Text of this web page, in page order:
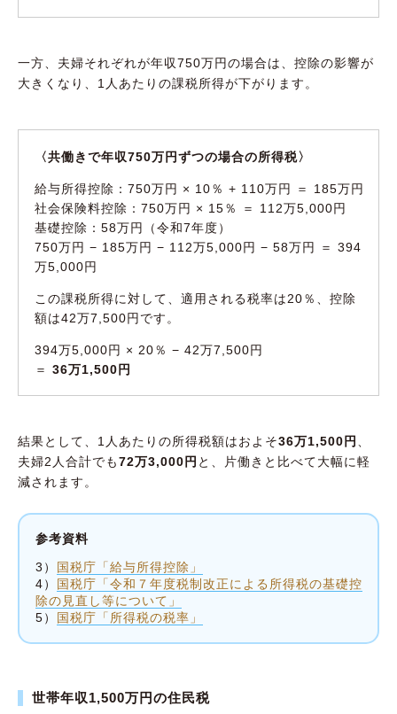
一方、夫婦それぞれが年収750万円の場合は、控除の影響が
大きくなり、1人あたりの課税所得が下がります。
〈共働きで年収750万円ずつの場合の所得税〉
給与所得控除：750万円 × 10％ + 110万円 ＝ 185万円
社会保険料控除：750万円 × 15％ ＝ 112万5,000円
基礎控除：58万円（令和7年度）
750万円 − 185万円 − 112万5,000円 − 58万円 ＝ 394
万5,000円
この課税所得に対して、適用される税率は20％、控除
額は42万7,500円です。
394万5,000円 × 20％ − 42万7,500円
＝36万1,500円
結果として、1人あたりの所得税額はおよそ36万1,500円
夫婦2人合計でも72万3,000円 と、片働きと比べて大幅に軽
減されます。
参考資料
3）
国税庁「給与所得控除」
4）
国税庁「令和７年度税制改正による所得税の基礎控
除の見直し等について」
5）
国税庁「所得税の税率」
世帯年収1,500万円の住民税